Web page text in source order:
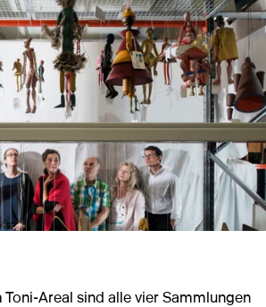
Toni-Areal sind alle vier Sammlungen